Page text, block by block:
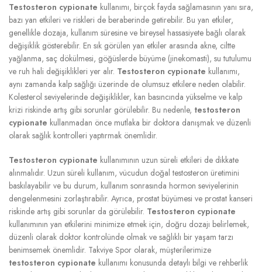
Testosteron cypionate kullanımı, birçok fayda sağlamasının yanı sıra,
bazı yan etkileri ve riskleri de beraberinde getirebilir. Bu yan etkiler,
genellikle dozaja, kullanım süresine ve bireysel hassasiyete bağlı olarak
değişiklik gösterebilir. En sık görülen yan etkiler arasında akne, ciltte
yağlanma, saç dökülmesi, göğüslerde büyüme (jinekomasti), su tutulumu
ve ruh hali değişiklikleri yer alır. Testosteron cypionate kullanımı,
aynı zamanda kalp sağlığı üzerinde de olumsuz etkilere neden olabilir.
Kolesterol seviyelerinde değişiklikler, kan basıncında yükselme ve kalp
krizi riskinde artış gibi sorunlar görülebilir. Bu nedenle, testosteron
cypionate kullanmadan önce mutlaka bir doktora danışmak ve düzenli
olarak sağlık kontrolleri yaptırmak önemlidir.
Testosteron cypionate kullanımının uzun süreli etkileri de dikkate
alınmalıdır. Uzun süreli kullanım, vücudun doğal testosteron üretimini
baskılayabilir ve bu durum, kullanım sonrasında hormon seviyelerinin
dengelenmesini zorlaştırabilir. Ayrıca, prostat büyümesi ve prostat kanseri
riskinde artış gibi sorunlar da görülebilir. Testosteron cypionate
kullanımının yan etkilerini minimize etmek için, doğru dozajı belirlemek,
düzenli olarak doktor kontrolünde olmak ve sağlıklı bir yaşam tarzı
benimsemek önemlidir. Takviye Spor olarak, müşterilerimize
testosteron cypionate kullanımı konusunda detaylı bilgi ve rehberlik